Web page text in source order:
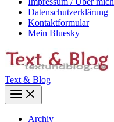
Datenschutzerklärung
Kontaktformular
Mein Bluesky
Text & Blog
Main
Menu
Archiv